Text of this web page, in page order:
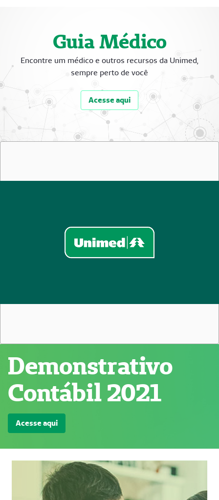
Guia Médico
Encontre um médico e outros recursos da Unimed,
sempre perto de você
Acesse aqui
Demonstrativo
Contábil 2021
Acesse aqui